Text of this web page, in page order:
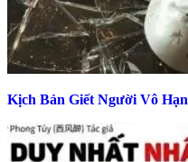
Kịch Bản Giết Người Vô Hạn